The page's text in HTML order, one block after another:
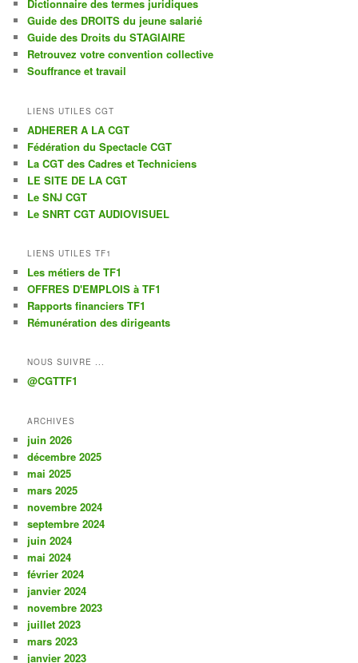
c
h
e
Dictionnaire des termes juridiques
Guide des DROITS du jeune salarié
Guide des Droits du STAGIAIRE
Retrouvez votre convention collective
Souffrance et travail
LIENS UTILES CGT
ADHERER A LA CGT
Fédération du Spectacle CGT
La CGT des Cadres et Techniciens
LE SITE DE LA CGT
Le SNJ CGT
Le SNRT CGT AUDIOVISUEL
LIENS UTILES TF1
Les métiers de TF1
OFFRES D'EMPLOIS à TF1
Rapports financiers TF1
Rémunération des dirigeants
NOUS SUIVRE ...
@CGTTF1
ARCHIVES
juin 2026
décembre 2025
mai 2025
mars 2025
novembre 2024
septembre 2024
juin 2024
mai 2024
février 2024
janvier 2024
novembre 2023
juillet 2023
mars 2023
janvier 2023